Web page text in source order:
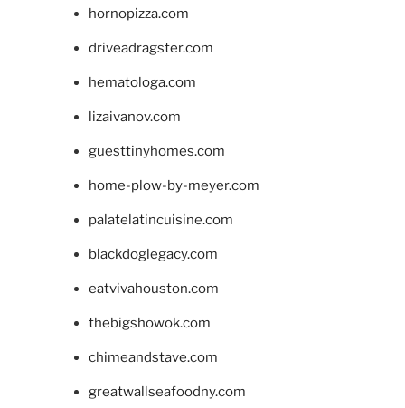
hornopizza.com
driveadragster.com
hematologa.com
lizaivanov.com
guesttinyhomes.com
home-plow-by-meyer.com
palatelatincuisine.com
blackdoglegacy.com
eatvivahouston.com
thebigshowok.com
chimeandstave.com
greatwallseafoodny.com